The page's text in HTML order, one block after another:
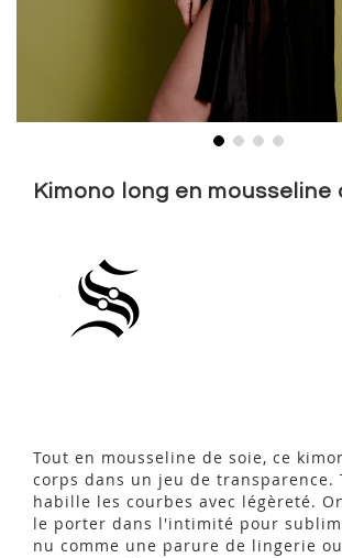
images
Kimono long en mousseline
Tout en mousseline de soie, ce
corps dans un jeu de transparence.
habille les courbes avec légèreté.
le porter dans l'intimité pour
nu comme une parure de lingerie